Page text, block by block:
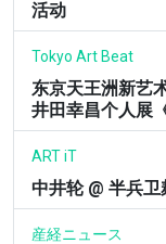
活动
Tokyo Art Beat
东京天王洲新艺
井田幸昌个人展
ART iT
中井轮 @ 半兵
産経ニュース